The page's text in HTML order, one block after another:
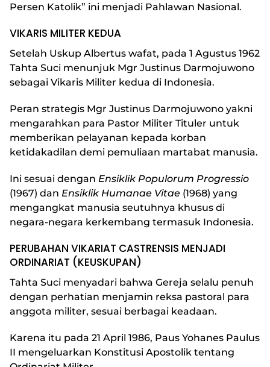
Persen Katolik” ini menjadi Pahlawan Nasional.
VIKARIS MILITER KEDUA
Setelah Uskup Albertus wafat, pada 1 Agustus 1962
Tahta Suci menunjuk Mgr Justinus Darmojuwono
sebagai Vikaris Militer kedua di Indonesia.
Peran strategis Mgr Justinus Darmojuwono yakni
mengarahkan para Pastor Militer Tituler untuk
memberikan pelayanan kepada korban
ketidakadilan demi pemuliaan martabat manusia.
Ini sesuai dengan Ensiklik Populorum Progressio
(1967) dan Ensiklik Humanae Vitae (1968) yang
mengangkat manusia seutuhnya khusus di
negara-negara kerkembang termasuk Indonesia.
PERUBAHAN VIKARIAT CASTRENSIS MENJADI
ORDINARIAT (KEUSKUPAN)
Tahta Suci menyadari bahwa Gereja selalu penuh
dengan perhatian menjamin reksa pastoral para
anggota militer, sesuai berbagai keadaan.
Karena itu pada 21 April 1986, Paus Yohanes Paulus
II mengeluarkan Konstitusi Apostolik tentang